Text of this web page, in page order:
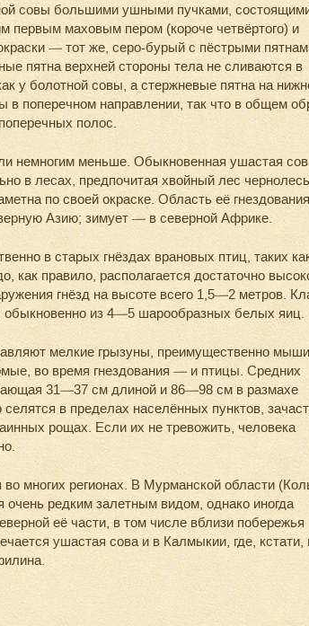
совы большими ушными пучками,
первым маховым пером (короче четвёртого) и
— тот же, серо-бурый с пёстрыми
пятна верхней стороны тела не сливаются в
у болотной совы, а стержневые пятна на
в поперечном направлении, так что в общем
полос.
немногим меньше. Обыкновенная ушастая
в лесах, предпочитая хвойный лес
по своей окраске. Область её гнездования
Азию; зимует — в северной Африке.
в старых гнёздах врановых птиц, таких
как правило, располагается достаточно
гнёзд на высоте всего 1,5—2 метров.
обыкновенно из 4—5 шарообразных белых яиц.
мелкие грызуны, преимущественно
во время гнездования — и птицы. Средних
31—37 см длиной и 86—98 см в размахе
в пределах населённых пунктов,
рощах. Если их не тревожить, человека
многих регионах. В Мурманской области
очень редким залетным видом, однако иногда
её части, в том числе вблизи побережья
ушастая сова и в Калмыкии, где, кстати,